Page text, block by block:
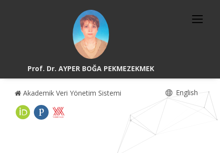
Prof. Dr. AYPER BOĞA PEKMEZEKMEK
Akademik Veri Yönetim Sistemi English